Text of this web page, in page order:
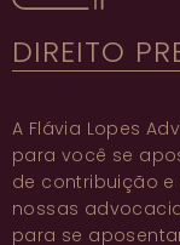
DIREITO
A Flávia Lopes
para você se
de contribuição e
nossas
para se